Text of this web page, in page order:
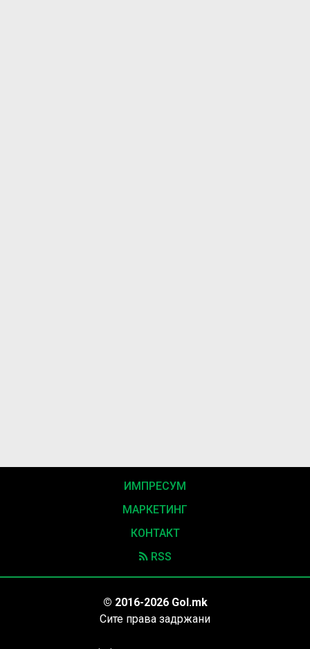
ИМПРЕСУМ
МАРКЕТИНГ
КОНТАКТ
RSS
© 2016-2026 Gol.mk
Сите права задржани